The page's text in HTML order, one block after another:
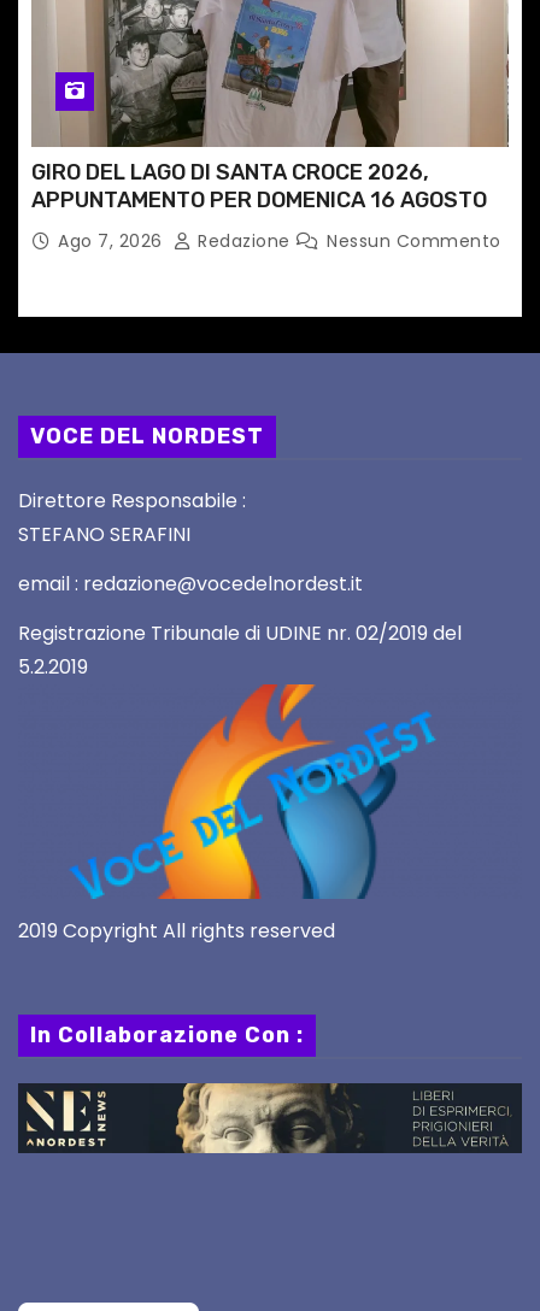
GIRO DEL LAGO DI SANTA CROCE 2026,
APPUNTAMENTO PER DOMENICA 16 AGOSTO
Ago 7, 2026 Redazione Nessun Commento
VOCE DEL NORDEST
Direttore Responsabile :
STEFANO SERAFINI
email : redazione@vocedelnordest.it
Registrazione Tribunale di UDINE nr. 02/2019 del
5.2.2019
2019 Copyright All rights reserved
In Collaborazione Con :